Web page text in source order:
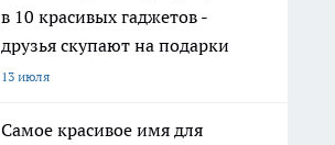
в 10 красивых гаджетов -
друзья скупают на подарки
13 июля
Самое красивое имя для